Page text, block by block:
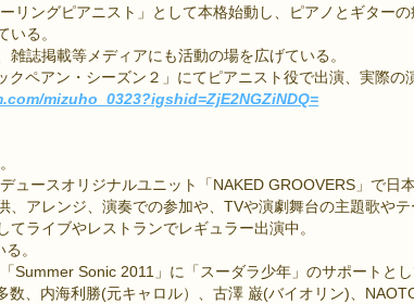
リングピアニスト」として本格始動し、ピアノとギター
る。
誌掲載等メディアにも活動の場を広げている。
ペアン・シーズン２」にてピアニスト役で出演、実際の
mizuho_0323?igshid=ZjE2NGZiNDQ=
ュースオリジナルユニット「NAKED GROOVERS」で日
アレンジ、演奏での参加や、TVや演劇舞台の主題歌やテ
ライブやレストランでレギュラー出演中。
。
Summer Sonic 2011」に「スーダラ少年」のサポートとし
数、内海利勝(元キャロル）、古澤 巌(バイオリン)、